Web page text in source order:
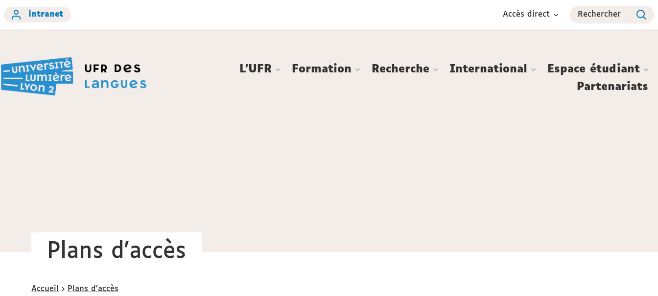
intranet
Accès direct Rechercher
L'UFR Formation Recherche International
Espace étudiant
Partenariats
Plans d'accès
Vous
Accueil Plans d'accès